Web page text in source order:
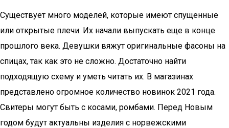
Существует много моделей, которые имеют спущенные
или открытые плечи. Их начали выпускать еще в конце
прошлого века. Девушки вяжут оригинальные фасоны на
спицах, так как это не сложно. Достаточно найти
подходящую схему и уметь читать их. В магазинах
представлено огромное количество новинок 2021 года.
Свитеры могут быть с косами, ромбами. Перед Новым
годом будут актуальны изделия с норвежскими